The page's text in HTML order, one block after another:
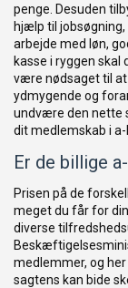
penge. Desuden
hjælp til
arbejde med løn,
kasse i ryggen skal
være nødsaget til
ydmygende og
undvære den nette
dit medlemskab i
Er de billige
Prisen på de
meget du får for
diverse
medlemmer, og
sagtens kan bide